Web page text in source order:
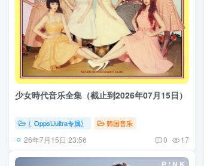
少女時代音乐全集（截止到2026年07月15日）
〖OppsUultra专属〗 韩国音乐
26年7月15日 23:56 0 17